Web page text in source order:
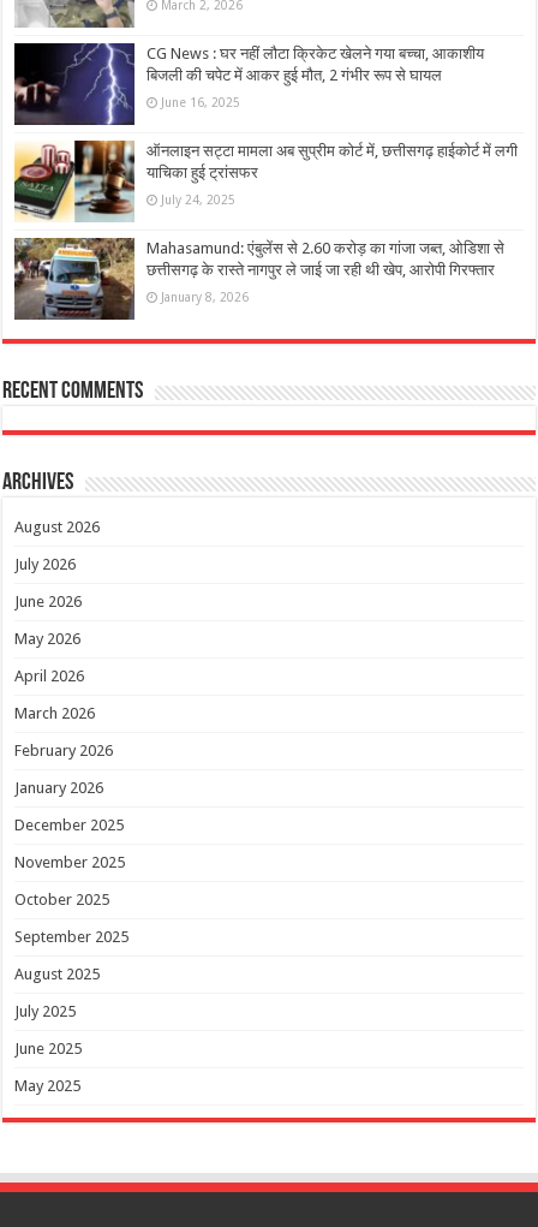
March 2, 2026
CG News : घर नहीं लौटा क्रिकेट खेलने गया बच्चा, आकाशीय
बिजली की चपेट में आकर हुई मौत, 2 गंभीर रूप से घायल
June 16, 2025
ऑनलाइन सट्टा मामला अब सुप्रीम कोर्ट में, छत्तीसगढ़ हाईकोर्ट में लगी
याचिका हुई ट्रांसफर
July 24, 2025
Mahasamund: एंबुलेंस से 2.60 करोड़ का गांजा जब्त, ओडिशा से
छत्तीसगढ़ के रास्ते नागपुर ले जाई जा रही थी खेप, आरोपी गिरफ्तार
January 8, 2026
Recent Comments
Archives
August 2026
July 2026
June 2026
May 2026
April 2026
March 2026
February 2026
January 2026
December 2025
November 2025
October 2025
September 2025
August 2025
July 2025
June 2025
May 2025